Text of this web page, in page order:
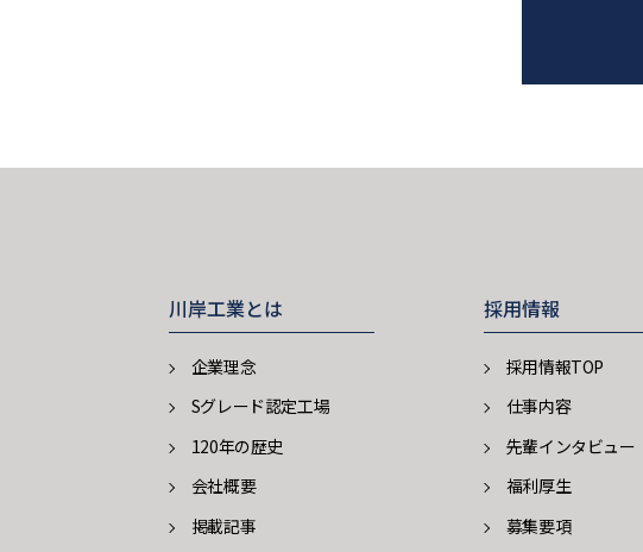
川岸工業とは
企業理念
Sグレード認定工場
120年の歴史
会社概要
掲載記事
採用情報
採用情報TOP
仕事内容
先輩インタビュー
福利厚生
募集要項